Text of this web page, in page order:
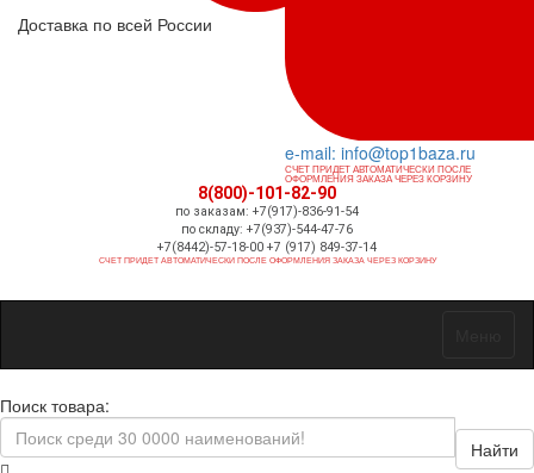
Доставка по всей России
e-mail: info@top1baza.ru
СЧЕТ ПРИДЕТ АВТОМАТИЧЕСКИ ПОСЛЕ
ОФОРМЛЕНИЯ ЗАКАЗА ЧЕРЕЗ КОРЗИНУ
8(800)-101-82-90
по заказам: +7(917)-836-91-54
по складу: +7(937)-544-47-76
+7(8442)-57-18-00 +7 (917) 849-37-14
СЧЕТ ПРИДЕТ АВТОМАТИЧЕСКИ ПОСЛЕ ОФОРМЛЕНИЯ ЗАКАЗА ЧЕРЕЗ КОРЗИНУ
Поиск товара:
Найти